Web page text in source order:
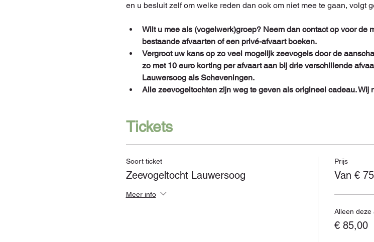
en u besluit zelf om welke reden dan ook om niet mee te gaan, volgt
Wilt u mee als (vogelwerk)groep? Neem dan contact op voor de
bestaande afvaarten of een privé-afvaart boeken.
Vergroot uw kans op zo veel mogelijk zeevogels door de
zo met 10 euro korting per afvaart aan bij drie verschillende
Lauwersoog als Scheveningen.
Alle zeevogeltochten zijn weg te geven als origineel cadeau. Wij
Tickets
Soort ticket
Zeevogeltocht Lauwersoog
Meer info
Prijs
Van €
Alleen deze
€ 85,00